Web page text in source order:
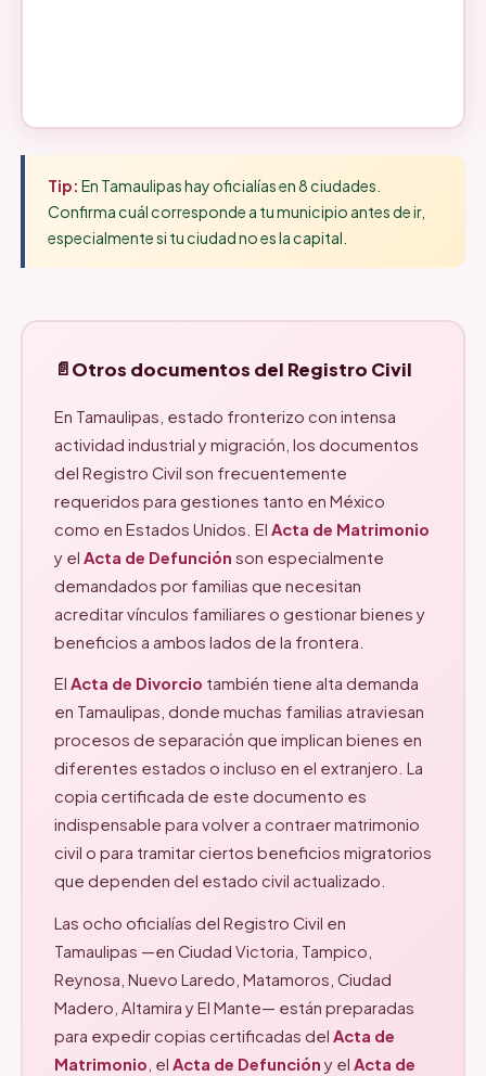
Tip: En Tamaulipas hay oficialías en 8 ciudades.
Confirma cuál corresponde a tu municipio antes de ir,
especialmente si tu ciudad no es la capital.
Otros documentos del Registro Civil
En Tamaulipas, estado fronterizo con intensa
actividad industrial y migración, los documentos
del Registro Civil son frecuentemente
requeridos para gestiones tanto en México
como en Estados Unidos. El Acta de Matrimonio
y el Acta de Defunción son especialmente
demandados por familias que necesitan
acreditar vínculos familiares o gestionar bienes y
beneficios a ambos lados de la frontera.
El Acta de Divorcio también tiene alta demanda
en Tamaulipas, donde muchas familias atraviesan
procesos de separación que implican bienes en
diferentes estados o incluso en el extranjero. La
copia certificada de este documento es
indispensable para volver a contraer matrimonio
civil o para tramitar ciertos beneficios migratorios
que dependen del estado civil actualizado.
Las ocho oficialías del Registro Civil en
Tamaulipas —en Ciudad Victoria, Tampico,
Reynosa, Nuevo Laredo, Matamoros, Ciudad
Madero, Altamira y El Mante— están preparadas
para expedir copias certificadas del Acta de
Matrimonio , el Acta de Defunción y el Acta de